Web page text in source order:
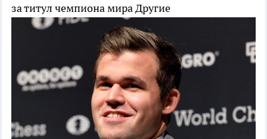
за титул чемпиона мираДругие